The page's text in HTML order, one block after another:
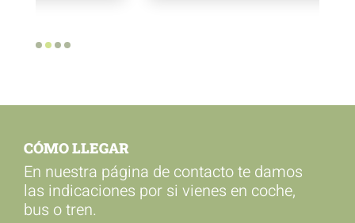
CÓMO LLEGAR
En nuestra página de contacto te damos
las indicaciones por si vienes en coche,
bus o tren.